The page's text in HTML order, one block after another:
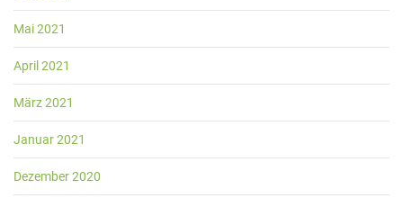
Mai 2021
April 2021
März 2021
Januar 2021
Dezember 2020